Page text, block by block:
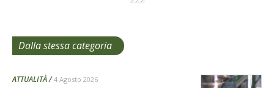
Dalla stessa categoria
ATTUALITÀ 4 Agosto 2026